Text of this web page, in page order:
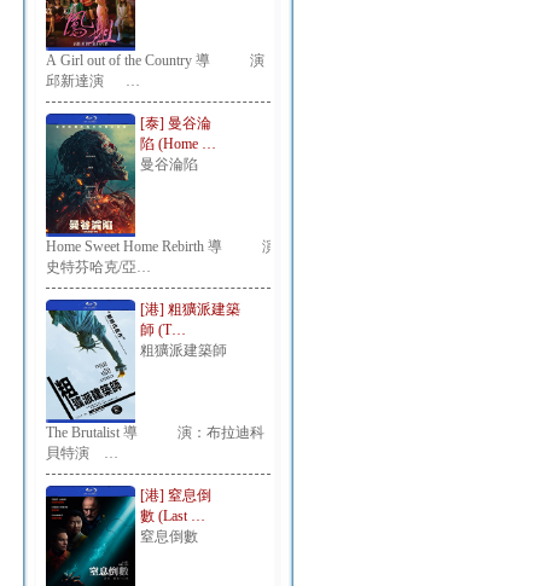
A Girl out of the Country 導 演：
邱新達演 …
[泰] 曼谷淪
陷 (Home …
曼谷淪陷
Home Sweet Home Rebirth 導 演：
史特芬哈克/亞…
[港] 粗獷派建築
師 (T…
粗獷派建築師
The Brutalist 導 演：布拉迪科
貝特演 …
[港] 窒息倒
數 (Last …
窒息倒數